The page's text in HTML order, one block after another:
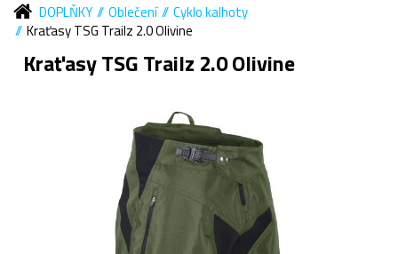
DOPLŇKY
Oblečení
Cyklo kalhoty
Kraťasy TSG Trailz 2.0 Olivine
Kraťasy TSG Trailz 2.0 Olivine